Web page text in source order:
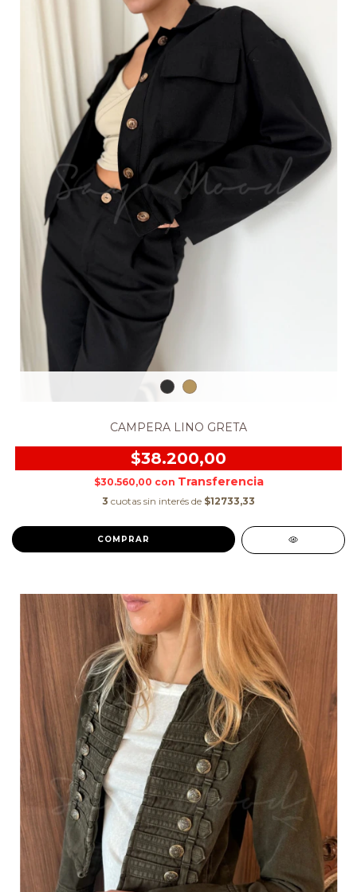
CAMPERA LINO GRETA
$38.200,00
$30.560,00 con
3 cuotas sin interés de $12733,33
COMPRAR